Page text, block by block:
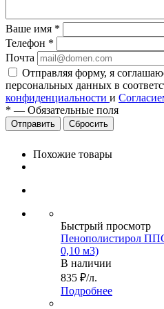
Ваше имя *
Телефон *
Почта
Отправляя форму, я
персональных данных в
конфиденциальности и
* — Обязательные поля
Сбросить
Похожие товары
Быстрый просмотр
Пенополистирол
0,10 м3)
В наличии
835 ₽/л.
Подробнее